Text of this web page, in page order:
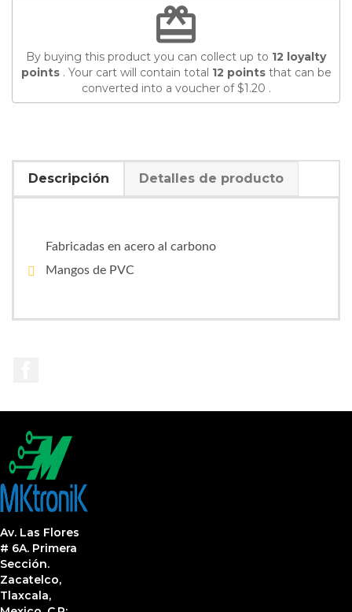
redeem
By buying this product you can collect up to 12 loyalty
points. Your cart will contain total 12 pointsthat can be
converted into a voucher of$1.20 .
Descripción Detalles de producto
Fabricadas en acero al carbono
Mangos de PVC
Av. Las Flores
# 6A. Primera
Sección.
Zacatelco,
Tlaxcala,